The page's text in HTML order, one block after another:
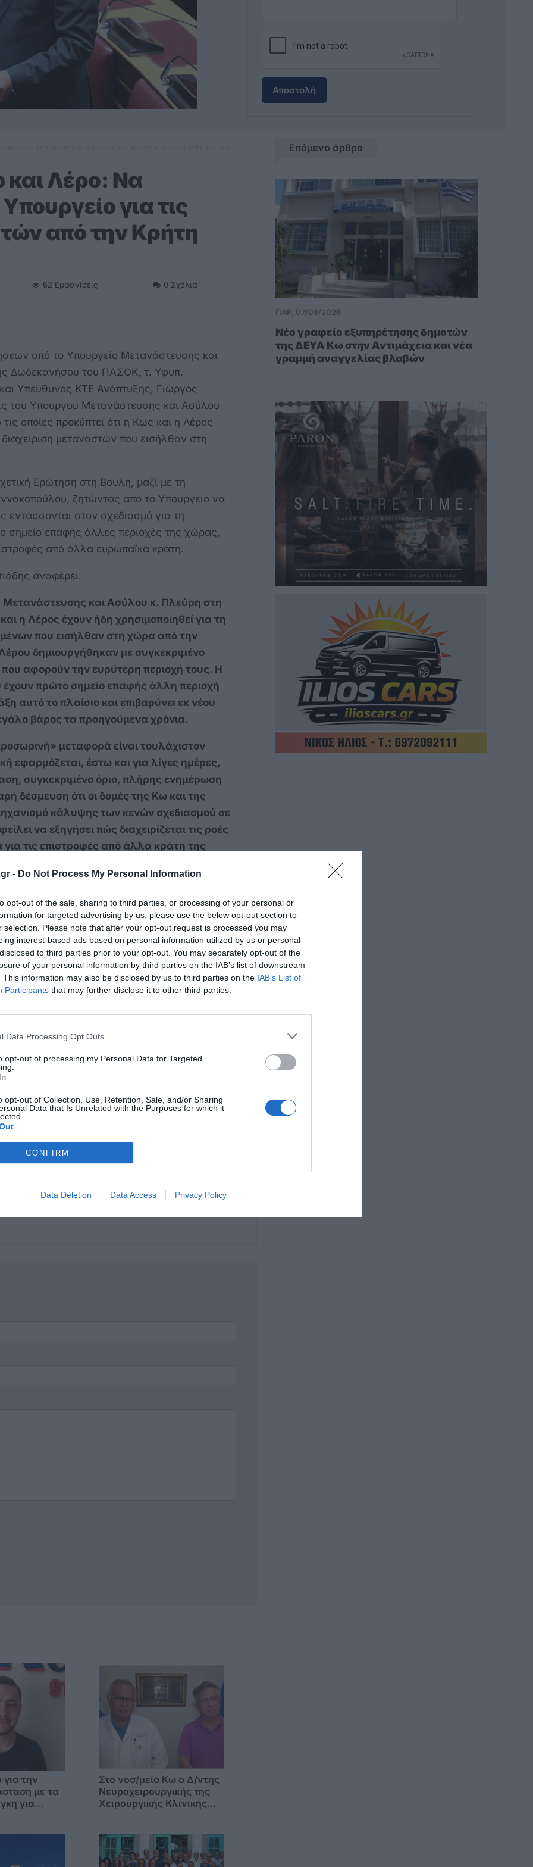
- Do Not Process My Personal Information
opt-out of the sale, sharing to third parties, or processing of your personal or
for targeted advertising by us, please use the below opt-out section to
selection. Please note that after your opt-out request is processed you may
interest-based ads based on personal information utilized by us or personal
to third parties prior to your opt-out. You may separately opt-out of the
of your personal information by third parties on the IAB’s list of downstream
This information may also be disclosed by us to third parties on the IAB’s List of
Participants that may further disclose it to other third parties.
Data Processing Opt Outs
opt-out of processing my Personal Data for Targeted
opt-out of Collection, Use, Retention, Sale, and/or Sharing
Data that Is Unrelated with the Purposes for which it
CONFIRM
Data Deletion Data Access Privacy Policy
Αποστολή
και Λέρο: Να
για τις
από την Κρήτη
62 Εμφανίσεις 0 Σχόλια
από το Υπουργείο Μετανάστευσης και
Δωδεκανήσου του ΠΑΣΟΚ, τ. Υφυπ.
Υπεύθυνος ΚΤΕ Ανάπτυξης, Γιώργος
του Υπουργού Μετανάστευσης και Ασύλου
οποίες προκύπτει ότι η Κως και η Λέρος
μεταναστών που εισήλθαν στη
Ερώτηση στη Βουλή, μαζί με τη
ζητώντας από το Υπουργείο να
εντάσσονται στον σχεδιασμό για τη
σημείο επαφής άλλες περιοχές της χώρας,
από άλλα ευρωπαϊκά κράτη.
αναφέρει:
Μετανάστευσης και Ασύλου κ. Πλεύρη στη
η Λέρος έχουν ήδη χρησιμοποιηθεί για τη
που εισήλθαν στη χώρα από την
δημιουργήθηκαν με συγκεκριμένο
αφορούν την ευρύτερη περιοχή τους. Η
έχουν πρώτο σημείο επαφής άλλη περιοχή
αυτό το πλαίσιο και επιβαρύνει εκ νέου
βάρος τα προηγούμενα χρόνια.
μεταφορά είναι τουλάχιστον
εφαρμόζεται, έστω και για λίγες ημέρες,
συγκεκριμένο όριο, πλήρης ενημέρωση
δέσμευση ότι οι δομές της Κω και της
κάλυψης των κενών σχεδιασμού σε
να εξηγήσει πώς διαχειρίζεται τις ροές
για τις επιστροφές από άλλα κράτη της
μπροστά σε τετελεσμένα, τα
με τη βάση πάνω στην οποία
προσφύγων και μεταναστών. Οι
ενημέρωση, οι εργαζόμενοι στις δομές
και τα νησιά πρέπει να έχουν
της δικής τους περιοχής, εφόσον
Αιγαίο.
απαντήσεις από το Υπουργείο στη σχετική
Νάντια Γιαννακοπούλου. Πόσοι
Κρήτη σε Κω και Λέρο; Για πόσες ημέρες
η μεταφορά; Ποιος είναι ο ανώτατος
δομή; Θα συνεχιστεί αυτή η πρακτική; Θα
και της Λέρου και για επιστροφές από
δειλίας και χυδαιότητας!
για την
με τα
για
Στο νοσ/μείο Κω ο Δ/ντης
Νευροχειρουργικής της
Χειρουργικής Κλινικής
Χρήστος Γώγος
Επόμενο άρθρο
ΠΑΡ, 07/08/2026
Νέο γραφείο εξυπηρέτησης δημοτών
της ΔΕΥΑ Κω στην Αντιμάχεια και νέα
γραμμή αναγγελίας βλαβών